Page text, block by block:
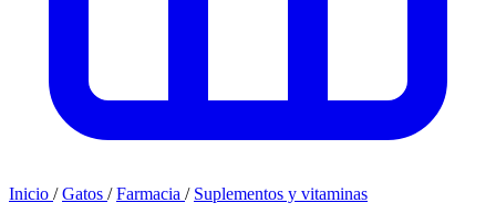
Inicio / Gatos / Farmacia / Suplementos y vitaminas